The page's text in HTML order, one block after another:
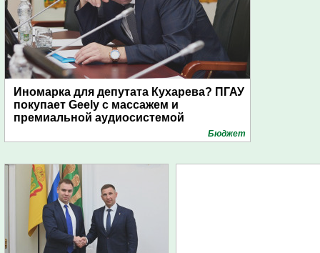
Иномарка для депутата Кухарева? ПГАУ
покупает Geely с массажем и
премиальной аудиосистемой
Бюджет